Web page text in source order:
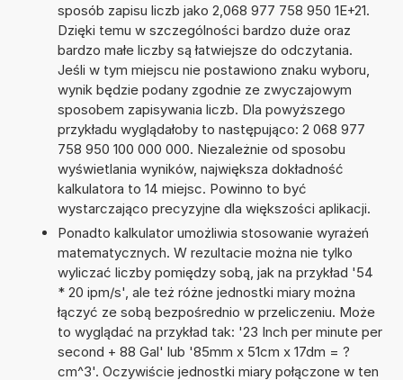
sposób zapisu liczb jako 2,068 977 758 950 1E+21.
Dzięki temu w szczególności bardzo duże oraz
bardzo małe liczby są łatwiejsze do odczytania.
Jeśli w tym miejscu nie postawiono znaku wyboru,
wynik będzie podany zgodnie ze zwyczajowym
sposobem zapisywania liczb. Dla powyższego
przykładu wyglądałoby to następująco: 2 068 977
758 950 100 000 000. Niezależnie od sposobu
wyświetlania wyników, największa dokładność
kalkulatora to 14 miejsc. Powinno to być
wystarczająco precyzyjne dla większości aplikacji.
Ponadto kalkulator umożliwia stosowanie wyrażeń
matematycznych. W rezultacie można nie tylko
wyliczać liczby pomiędzy sobą, jak na przykład '54
* 20 ipm/s', ale też różne jednostki miary można
łączyć ze sobą bezpośrednio w przeliczeniu. Może
to wyglądać na przykład tak: '23 Inch per minute per
second + 88 Gal' lub '85mm x 51cm x 17dm = ?
cm^3'. Oczywiście jednostki miary połączone w ten